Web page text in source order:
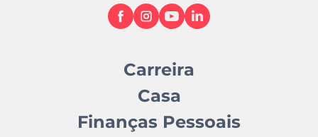
Carreira
Casa
Finanças Pessoais